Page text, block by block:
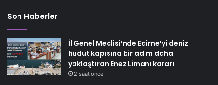
Son Haberler
İl Genel Meclisi’nde Edirne’yi deniz
hudut kapısına bir adım daha
yaklaştıran Enez Limanı kararı
2 saat önce